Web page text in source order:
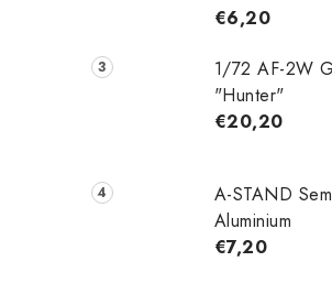
€6,20
1/72 AF-2W
"Hunter"
€20,20
A-STAND
Aluminium
€7,20